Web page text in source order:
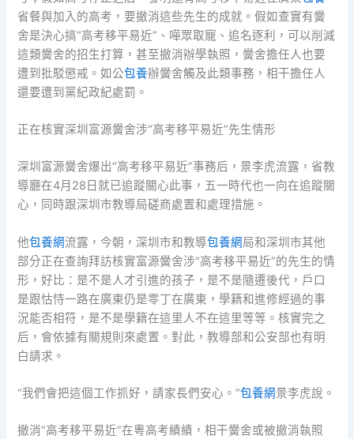
省餐與加入的高考，要撤消這些先生的成就。假如查實有黌
舍是決心搞“高考移平易近”、嘩眾取寵、追名逐利，可以削減
這類黌舍的招生打算，甚至撤消辦學執照，黌舍擔任人也要
遭到批駁懲戒。如公包養辦黌舍觸及此類事務，相干擔任人
還要遭到黨紀政紀處罰。
正在核實深圳富源黌舍涉“高考移平易近”先生情形
深圳富源黌舍爆出“高考移平易近”事務后，景李虎流露，省教
導廳在4月28日就已追蹤關心此事，五一時代也一向在追蹤關
心，同時跟深圳市教導局磋商處置和處理措施。
他包養網流露，今朝，深圳市和教導包養網局和深圳市其他
部分正在查詢拜訪核實富源黌舍涉“高考移平易近”的先生的情
形，好比：是不是人才引進的孩子，是不是隨遷後代，戶口
是跟怙恃一路在廣東仍是零丁在廣東，學籍和進修經過的事
況能否相符，是不是學籍在這里人不在這里等等。核實完之
后，會依據有關規則來處置。對此，教導部和公安部也有明
白請求。
“我們會把這個工作抓好，請家長們安心。”包養網景李虎說。
撤消“高考移平易近”在粵高考績績，相干黌舍或被撤消執照